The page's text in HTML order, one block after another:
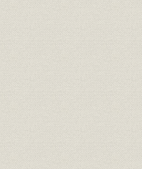
対する地方分布表(金額)
第三十五期末現在契約金額別統
計表
第三十五期末現在被保険者年齢
分布表
期別性別統計表
第三十五期末現在契約種類別比
較統計表
新契約月別統計表 明治35年~
期別新契約統計表